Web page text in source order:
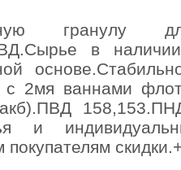
гранулу
в
с 2мя ваннами
и
покупателям